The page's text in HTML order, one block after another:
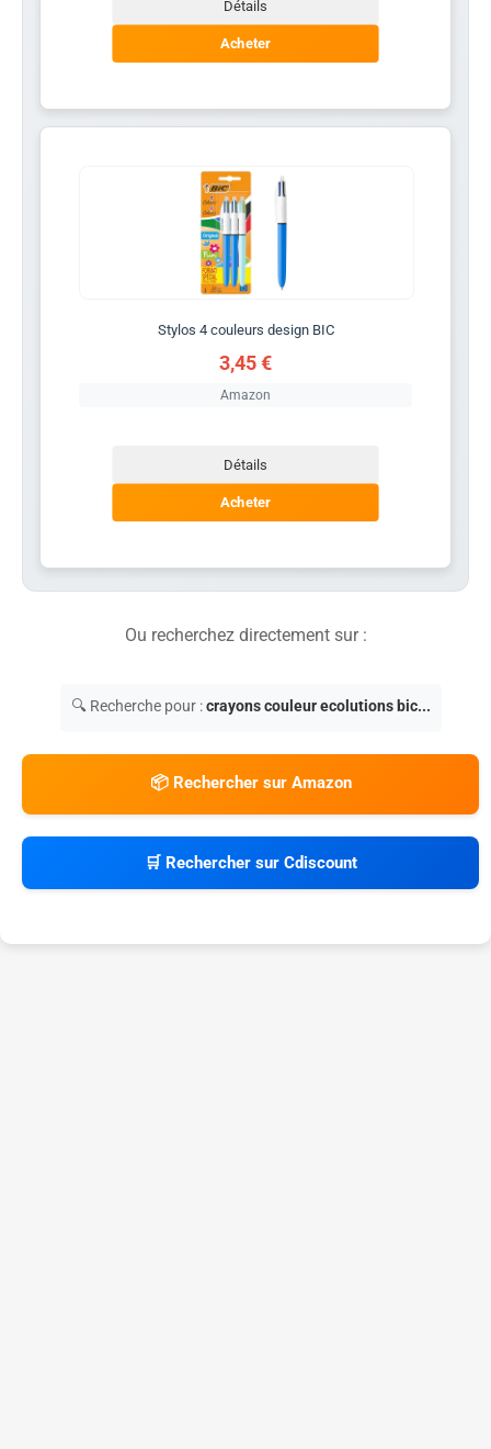
Détails
Acheter
Stylos 4 couleurs design BIC
3,45 €
Amazon
Détails
Acheter
Ou recherchez directement sur :
🔍 Recherche pour :crayons couleur ecolutions bic...
📦 Rechercher sur Amazon
🛒 Rechercher sur Cdiscount